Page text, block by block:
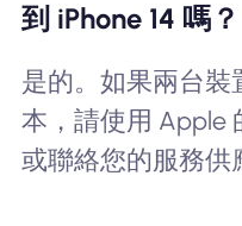
到 iPhone 14 嗎？
是的。如果兩台裝
本，請使用 Apple
或聯絡您的服務供